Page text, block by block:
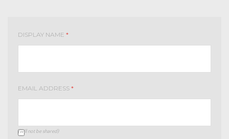
DISPLAY NAME *
EMAIL ADDRESS *
(will not be shared)